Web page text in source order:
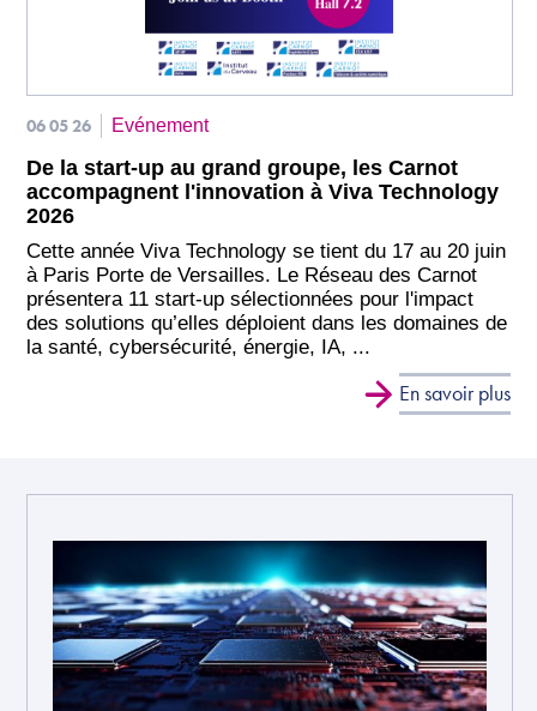
06 05 26 Evénement
De la start-up au grand groupe, les Carnot
accompagnent l'innovation à Viva Technology
2026
Cette année Viva Technology se tient du 17 au 20 juin
à Paris Porte de Versailles. Le Réseau des Carnot
présentera 11 start-up sélectionnées pour l'impact
des solutions qu’elles déploient dans les domaines de
la santé, cybersécurité, énergie, IA, ...
En savoir plus